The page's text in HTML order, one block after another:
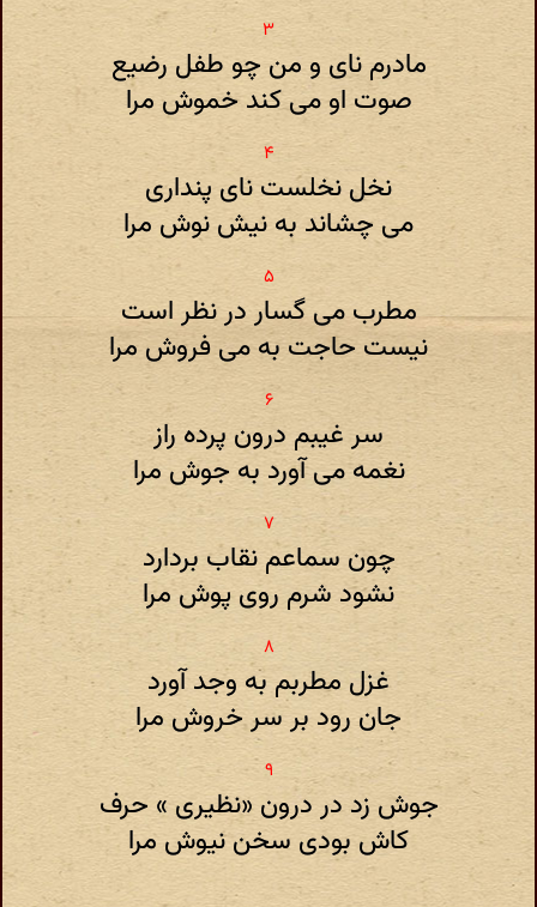
مادرم نای و من چو طفل رضیع
صوت او می کند خموش مرا
نخل نخلست نای پنداری
می چشاند به نیش نوش مرا
مطرب می گسار در نظر است
نیست حاجت به می فروش مرا
سر غیبم درون پرده راز
نغمه می آورد به جوش مرا
چون سماعم نقاب بردارد
نشود شرم روی پوش مرا
غزل مطربم به وجد آورد
جان رود بر سر خروش مرا
جوش زد در درون «نظیری » حرف
کاش بودی سخن نیوش مرا